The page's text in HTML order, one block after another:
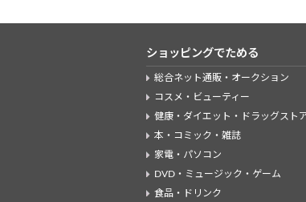
ショッピングでためる
総合ネット通販・オークション
コスメ・ビューティー
健康・ダイエット・ドラッグスト
本・コミック・雑誌
家電・パソコン
DVD・ミュージック・ゲーム
食品・ドリンク